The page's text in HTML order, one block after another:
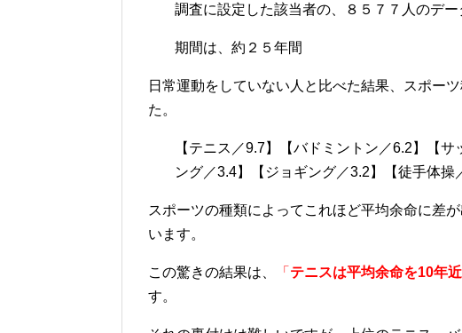
調査に設定した該当者の、８５７７人のデー
期間は、約２５年間
日常運動をしていない人と比べた結果、スポー
た。
【テニス／9.7】【バドミントン／6.2】【
ング／3.4】【ジョギング／3.2】【徒手体操
スポーツの種類によってこれほど平均余命に差
います。
この驚きの結果は 「 テニスは平均余命を10年
す。